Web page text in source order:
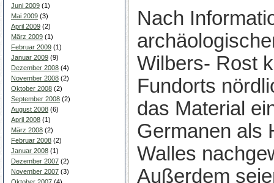
Juni 2009 (1)
Mai 2009 (3)
April 2009 (2)
März 2009 (1)
Februar 2009 (1)
Januar 2009 (9)
Dezember 2008 (4)
November 2008 (2)
Oktober 2008 (2)
September 2008 (2)
August 2008 (6)
April 2008 (1)
März 2008 (2)
Februar 2008 (2)
Januar 2008 (1)
Dezember 2007 (2)
November 2007 (3)
Nach
Wilbers- Rost
Fundorts
das Material
Germanen als
Walles
Außerdem